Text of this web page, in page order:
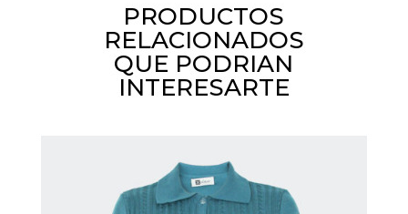
PRODUCTOS
RELACIONADOS
QUE PODRIAN
INTERESARTE